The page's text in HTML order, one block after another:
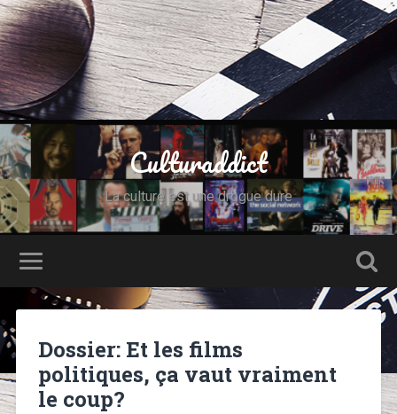
Culturaddict
La culture est une drogue dure
Dossier: Et les films
politiques, ça vaut vraiment
le coup?